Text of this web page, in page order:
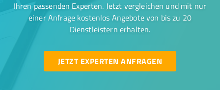
Ihren passenden Experten. Jetzt vergleichen und mit nur
einer Anfrage kostenlos Angebote von bis zu 20
Dienstleistern erhalten.
JETZT EXPERTEN ANFRAGEN